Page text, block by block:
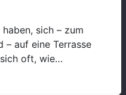
sich – zum
– auf eine Terrasse
oft, wie…